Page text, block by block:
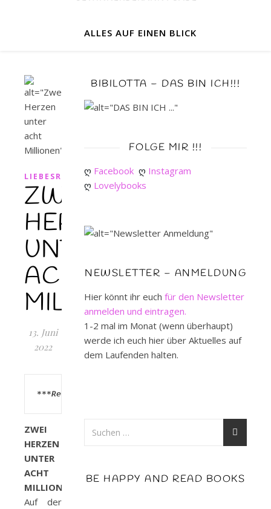
ALLES AUF EINEN BLICK
LIEBESROMAN
ZWEI
HERZEN
UNTER
ACHT
MILLIONEN
13. Juni
2022
***Rezensionsexemplar***
ZWEI
HERZEN
UNTER
ACHT
MILLIONEN:
Auf der
BIBILOTTA – DAS BIN ICH!!!
FOLGE MIR !!!
ღ Facebook ღ Instagram
ღ Lovelybooks
NEWSLETTER – ANMELDUNG
Hier könnt ihr euch für den Newsletter
anmelden und eintragen.
1-2 mal im Monat (wenn überhaupt)
werde ich euch hier über Aktuelles auf
dem Laufenden halten.
BE HAPPY AND READ BOOKS